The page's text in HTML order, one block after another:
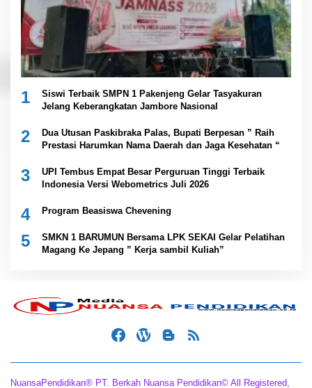
1
Siswi Terbaik SMPN 1 Pakenjeng Gelar Tasyakuran
Jelang Keberangkatan Jambore Nasional
2
Dua Utusan Paskibraka Palas, Bupati Berpesan ” Raih
Prestasi Harumkan Nama Daerah dan Jaga Kesehatan “
3
UPI Tembus Empat Besar Perguruan Tinggi Terbaik
Indonesia Versi Webometrics Juli 2026
4 Program Beasiswa Chevening
5
SMKN 1 BARUMUN Bersama LPK SEKAI Gelar Pelatihan
Magang Ke Jepang ” Kerja sambil Kuliah”
NuansaPendidikan® PT. Berkah Nuansa Pendidikan© All Registered,